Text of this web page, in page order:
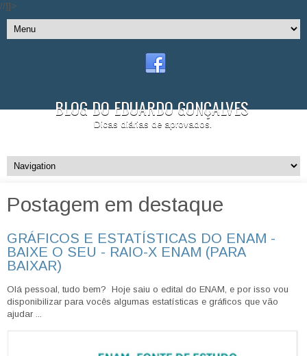
//]]>
BLOG DO EDUARDO GONÇALVES
Dicas diárias de aprovados.
Postagem em destaque
GRÁFICOS E ESTATÍSTICAS DO ENAM -
BAIXE O SEU - RAIO-X ENAM (PARA
BAIXAR)
Olá pessoal, tudo bem? Hoje saiu o edital do ENAM, e por isso vou
disponibilizar para vocês algumas estatísticas e gráficos que vão
ajudar ...